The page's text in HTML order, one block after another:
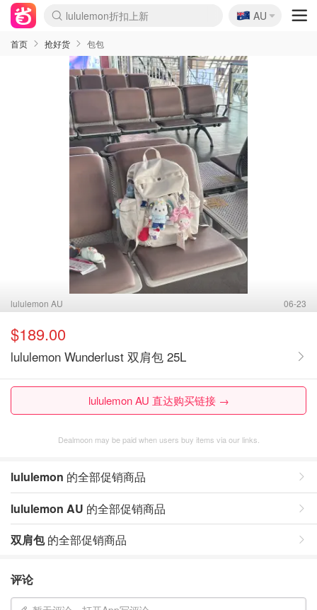
Sasa美妆护肤3.5折
SSENSE年中2.5折
FreshBeauty好价汇总
Cettire降价+叠9折
WWS Coles超市实拍
viagogo二手票捡漏
Myer折扣汇总
The Outnet奢牌1折起
David Jones 3折起
Flannels大牌1折
Perfumes Club护肤1折
AMIRO面罩$251
Amazon折扣汇总
eToro入金$200送$50
Amazon数码好物
ICONIC本周7.5折
ThedoubleF高奢地板价
Moose Knuckles 6折
EUFY摄像头$98
Selenichast首饰2折
Trip机票酒店促销
YSL送5件彩妆礼
Amazon家居好物
Amazon美妆护肤
雅漾大喷$8
过敏原检测盒$33
科颜氏高保湿面霜$29
SEALIFE海洋馆门票6折
丝塔芙大白罐$16
订阅Newsletter送香薰
Cult Beauty 6.8折
Harrods圣诞日历$525
LN-CC奢牌私促3折
d'Alba空姐喷雾$16
EVE LOM套装£56
Bernardelli独家4折
Adore Beauty 6折起
CT圣诞日历
Mytheresa奢品2.7折
Luxury Escapes 9折
Currentbody美容仪$881
MOON Garden Live
Roborock扫地机$649
Tingo Life水杯$24
Valentino官网5折
CR洗护套装$23
修丽可4件套$159
GANNI官网4.5折
Stylevana韩妆4折
Tessabit高奢8.5折
OGX洗发水$11
Amazon阿德莱德次日达
卡诗8.5折+赠礼
Philips Hue灯具8折
La Mer送8件礼值$529
🇦🇺
AU
首页 抢好货 包包
lululemon AU 06-23
$189.00
lululemon Wunderlust 双肩包 25L
lululemon AU 直达购买链接 →
Dealmoon may be paid when users buy items via our links.
lululemon 的全部促销商品
lululemon AU 的全部促销商品
双肩包的全部促销商品
评论